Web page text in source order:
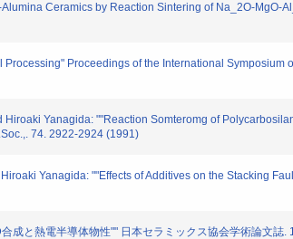
Ceramics by Reaction Sintering of Na_2O-MgO-
Proceedings of the International Symposium
Yanagida: ""Reaction Somteromg of
74. 2922-2924 (1991)
Yanagida: ""Effects of Additives on the Stacking
成と熱電半導体物性"" 日本セラミックス協会学術論文誌.